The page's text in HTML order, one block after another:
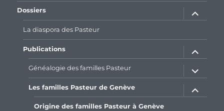
Dossiers
ouvrir
sous-
La diaspora des Pasteur
Publications
ouvrir
sous-
menu
Généalogie des familles Pasteur
sous-
menu
Les familles Pasteur de Genève
ouvrir
sous-
Origine des familles Pasteur à Genève